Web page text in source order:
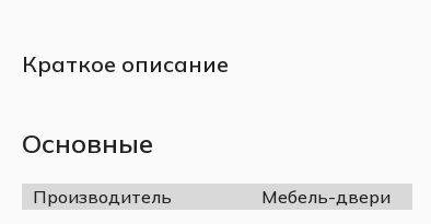
Краткое описание
Основные
Производитель Мебель-двери